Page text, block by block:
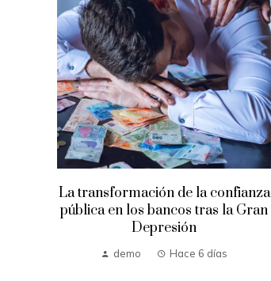
La transformación de la confianza
pública en los bancos tras la Gran
Depresión
demo Hace 6 días